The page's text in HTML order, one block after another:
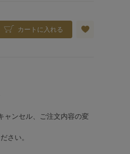
カートに入れる
ャンセル、ご注文内容の変
さい。